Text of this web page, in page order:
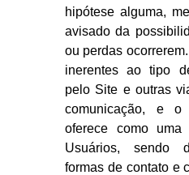
hipótese alguma,
avisado da
ou perdas
inerentes ao tipo
pelo Site e outras
comunicação, e
oferece como
Usuários, sendo
formas de contato e